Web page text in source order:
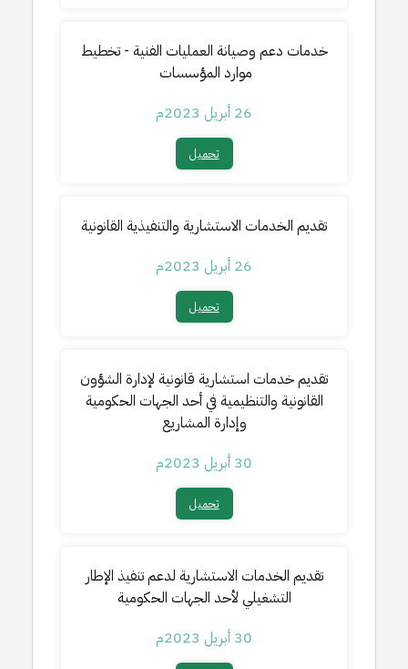
خدمات دعم وصيانة العمليات الفنية - تخطيط
موارد المؤسسات
26 أبريل 2023م
تحميل​
تقديم الخدمات الاستشارية والتنفيذية القانونية
26 أبريل 2023م
تحميل​
تقديم خدمات استشارية قانونية لإدارة الشؤون
القانونية والتنظيمية في أحد الجهات الحكومية
وإدارة المشاريع
30 أبريل 2023م
تحميل​
تقديم الخدمات الاستشارية لدعم تنفيذ الإطار
التشغيلي لأحد الجهات الحكومية
30 أبريل 2023م